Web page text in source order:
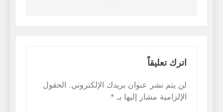
اترك تعليقاً
لن يتم نشر عنوان بريدك الإلكتروني. الحقول
الإلزامية مشار إليها بـ *